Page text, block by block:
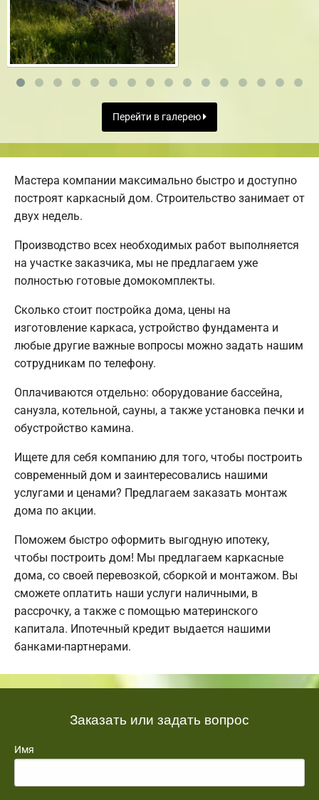
Перейти в галерею
Мастера компании максимально быстро и доступно
построят каркасный дом. Строительство занимает от
двух недель.
Производство всех необходимых работ выполняется
на участке заказчика, мы не предлагаем уже
полностью готовые домокомплекты.
Сколько стоит постройка дома, цены на
изготовление каркаса, устройство фундамента и
любые другие важные вопросы можно задать нашим
сотрудникам по телефону.
Оплачиваются отдельно: оборудование бассейна,
санузла, котельной, сауны, а также установка печки и
обустройство камина.
Ищете для себя компанию для того, чтобы построить
современный дом и заинтересовались нашими
услугами и ценами? Предлагаем заказать монтаж
дома по акции.
Поможем быстро оформить выгодную ипотеку,
чтобы построить дом! Мы предлагаем каркасные
дома, со своей перевозкой, сборкой и монтажом. Вы
сможете оплатить наши услуги наличными, в
рассрочку, а также с помощью материнского
капитала. Ипотечный кредит выдается нашими
банками-партнерами.
Заказать или задать вопрос
Имя